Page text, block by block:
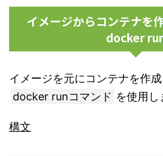
イメージからコンテナを
docker
イメージを元にコンテナを作
docker runコマンド を使用し
構文